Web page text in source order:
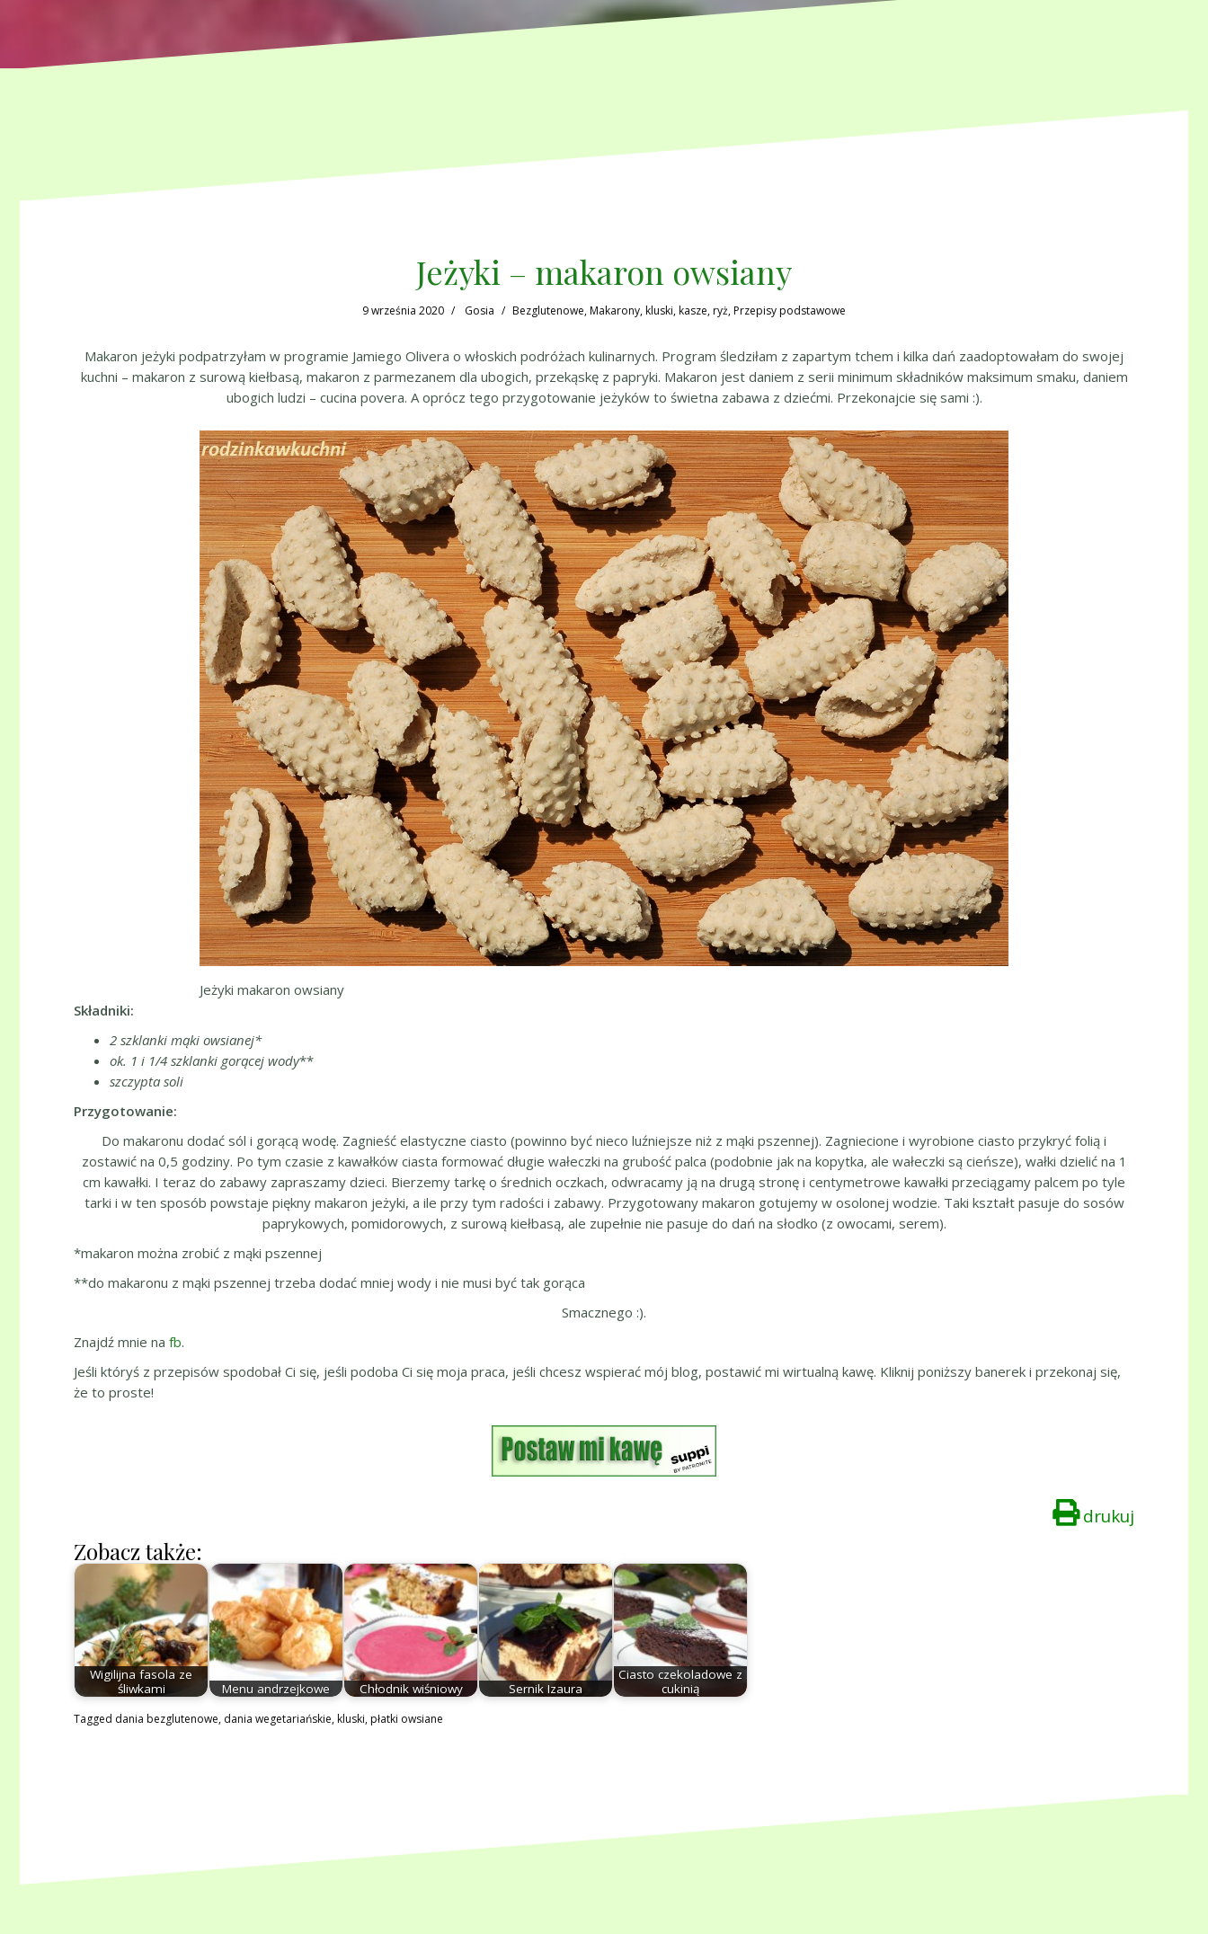
Jeżyki – makaron owsiany
9 września 2020 Gosia Bezglutenowe,Makarony, kluski, kasze, ryż,Przepisy podstawowe
Makaron jeżyki podpatrzyłam w programie Jamiego Olivera o włoskich podróżach kulinarnych. Program śledziłam z zapartym tchem i kilka dań zaadoptowałam do swojej
kuchni – makaron z surową kiełbasą, makaron z parmezanem dla ubogich, przekąskę z papryki. Makaron jest daniem z serii minimum składników maksimum smaku, daniem
ubogich ludzi – cucina povera. A oprócz tego przygotowanie jeżyków to świetna zabawa z dziećmi. Przekonajcie się sami :).
Jeżyki makaron owsiany
Składniki:
2 szklanki mąki owsianej*
ok. 1 i 1/4 szklanki gorącej wody**
szczypta soli
Przygotowanie:
Do makaronu dodać sól i gorącą wodę. Zagnieść elastyczne ciasto (powinno być nieco luźniejsze niż z mąki pszennej). Zagniecione i wyrobione ciasto przykryć folią i
zostawić na 0,5 godziny. Po tym czasie z kawałków ciasta formować długie wałeczki na grubość palca (podobnie jak na kopytka, ale wałeczki są cieńsze), wałki dzielić na 1
cm kawałki. I teraz do zabawy zapraszamy dzieci. Bierzemy tarkę o średnich oczkach, odwracamy ją na drugą stronę i centymetrowe kawałki przeciągamy palcem po tyle
tarki i w ten sposób powstaje piękny makaron jeżyki, a ile przy tym radości i zabawy. Przygotowany makaron gotujemy w osolonej wodzie. Taki kształt pasuje do sosów
paprykowych, pomidorowych, z surową kiełbasą, ale zupełnie nie pasuje do dań na słodko (z owocami, serem).
*makaron można zrobić z mąki pszennej
**do makaronu z mąki pszennej trzeba dodać mniej wody i nie musi być tak gorąca
Smacznego :).
Znajdź mnie na fb.
Jeśli któryś z przepisów spodobał Ci się, jeśli podoba Ci się moja praca, jeśli chcesz wspierać mój blog, postawić mi wirtualną kawę. Kliknij poniższy banerek i przekonaj się,
że to proste!
drukuj
Zobacz także:
Wigilijna fasola ze
śliwkami
Menu andrzejkowe Chłodnik wiśniowy Sernik Izaura
Ciasto czekoladowe z
cukinią
Tagged dania bezglutenowe, dania wegetariańskie,kluski,płatki owsiane